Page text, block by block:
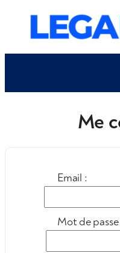
contenu
Me
Email :
Mot de passe